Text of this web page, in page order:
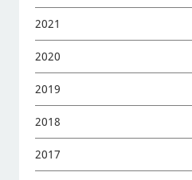
2021
2020
2019
2018
2017